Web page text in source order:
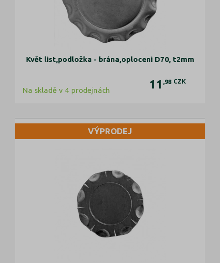
Květ list,podložka - brána,oploceni D70, t2mm
Na skladě v 4 prodejnách 11 ,98 CZK
VÝPRODEJ